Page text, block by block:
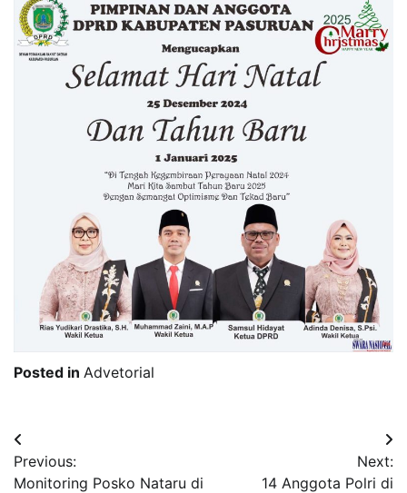
Posted in Advetorial
Post
navigation
Previous:
Monitoring Posko Nataru di
Next:
14 Anggota Polri di